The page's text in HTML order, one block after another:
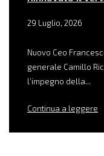
29 Luglio, 2026
Nuovo Ceo
generale Camillo
l’impegno della...
Continua a leggere